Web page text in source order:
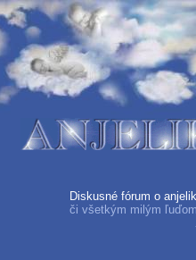
Diskusné fórum o
či všetkým milým